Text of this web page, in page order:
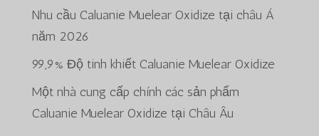
Nhu cầu Caluanie Muelear Oxidize tại châu Á
năm 2026
99,9% Độ tinh khiết Caluanie Muelear Oxidize
Một nhà cung cấp chính các sản phẩm
Caluanie Muelear Oxidize tại Châu Âu